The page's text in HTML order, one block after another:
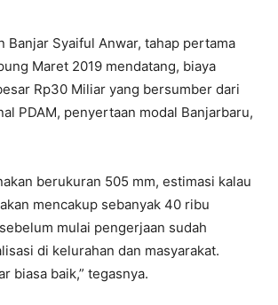
Banjar Syaiful Anwar, tahap pertama
Maret 2019 mendatang, biaya
Rp30 Miliar yang bersumber dari
PDAM, penyertaan modal Banjarbaru,
berukuran 505 mm, estimasi kalau
mencakup sebanyak 40 ribu
mulai pengerjaan sudah
di kelurahan dan masyarakat.
biasa baik,” tegasnya.